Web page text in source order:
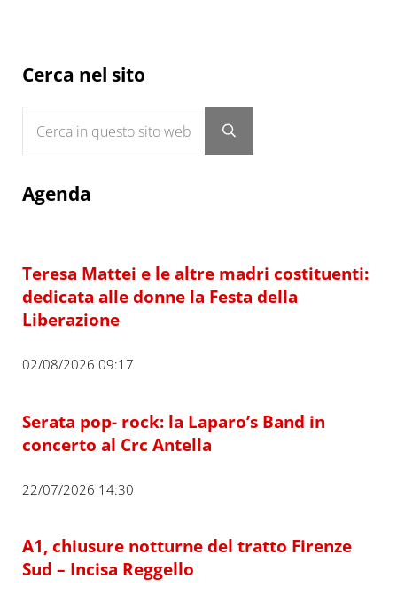
Sidebar
Cerca nel sito
Submit search
Agenda
Teresa Mattei e le altre madri costituenti:
dedicata alle donne la Festa della
Liberazione
02/08/2026 09:17
Serata pop- rock: la Laparo’s Band in
concerto al Crc Antella
22/07/2026 14:30
A1, chiusure notturne del tratto Firenze
Sud – Incisa Reggello